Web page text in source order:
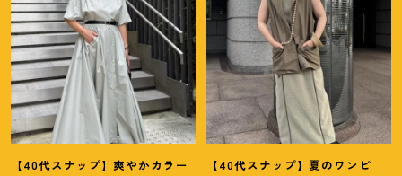
【40代スナップ】爽やかカラー
【40代スナップ】夏のワンピ